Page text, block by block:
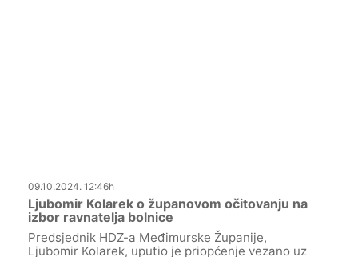
09.10.2024. 12:46h
Ljubomir Kolarek o županovom očitovanju na
izbor ravnatelja bolnice
Predsjednik HDZ-a Međimurske Županije,
Ljubomir Kolarek, uputio je priopćenje vezano uz